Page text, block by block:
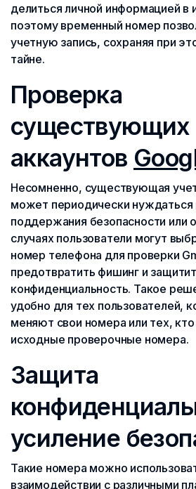
делиться личной информацией в
поэтому временный номер
учетную запись, сохраняя при
тайне.
Проверка
существующих
аккаунтов
Несомненно, существующая
может периодически нуждаться
поддержания безопасности или
случаях пользователи могут
номер телефона для проверки
предотвратить фишинг и
конфиденциальность. Такое
удобно для тех пользователей,
меняют свои номера или тех,
исходные проверочные номера.
Защита
усиление
Такие номера можно
взаимодействии с различными